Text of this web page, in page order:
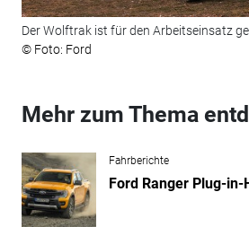
Der Wolftrak ist für den Arbeitseinsatz
© Foto: Ford
Mehr zum Thema
Fahrberichte
Ford Ranger Plug-